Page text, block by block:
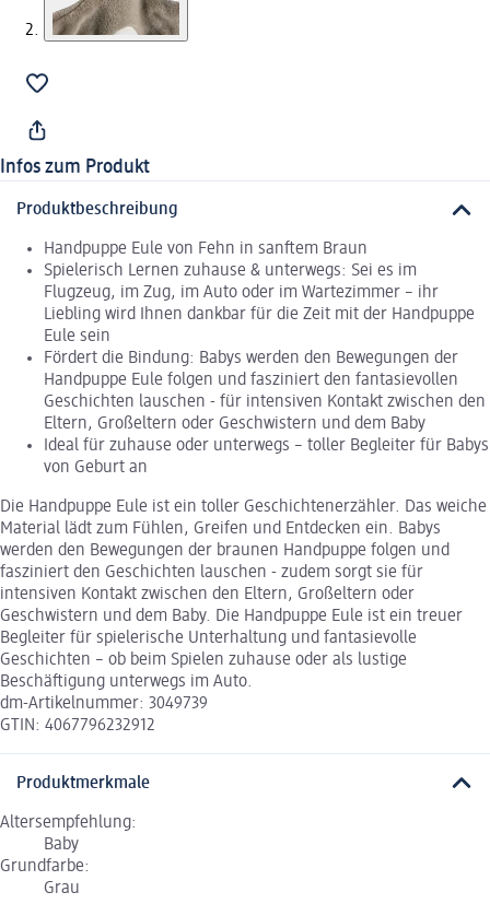
Infos zum Produkt
Produktbeschreibung
Handpuppe Eule von Fehn in sanftem Braun
Spielerisch Lernen zuhause & unterwegs: Sei es im
Flugzeug, im Zug, im Auto oder im Wartezimmer – ihr
Liebling wird Ihnen dankbar für die Zeit mit der Handpuppe
Eule sein
Fördert die Bindung: Babys werden den Bewegungen der
Handpuppe Eule folgen und fasziniert den fantasievollen
Geschichten lauschen - für intensiven Kontakt zwischen den
Eltern, Großeltern oder Geschwistern und dem Baby
Ideal für zuhause oder unterwegs – toller Begleiter für Babys
von Geburt an
Die Handpuppe Eule ist ein toller Geschichtenerzähler. Das weiche
Material lädt zum Fühlen, Greifen und Entdecken ein. Babys
werden den Bewegungen der braunen Handpuppe folgen und
fasziniert den Geschichten lauschen - zudem sorgt sie für
intensiven Kontakt zwischen den Eltern, Großeltern oder
Geschwistern und dem Baby. Die Handpuppe Eule ist ein treuer
Begleiter für spielerische Unterhaltung und fantasievolle
Geschichten – ob beim Spielen zuhause oder als lustige
Beschäftigung unterwegs im Auto.
dm-Artikelnummer: 3049739
GTIN: 4067796232912
Produktmerkmale
Altersempfehlung:
Baby
Grundfarbe:
Grau